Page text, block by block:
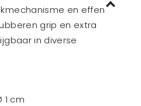
en effen
grip en extra
in diverse
1 cm